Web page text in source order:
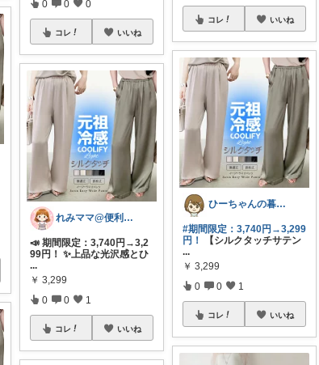
0 0 0
コレ いいね
れみママ@便利雑貨¸¸kids
📣 期間限定：3,740円→3,2
99円！ ✨上品な光沢感とひ
...
￥ 3,299
0 0 1
コレ いいね
コレ いいね
ひーちゃんの暮らしと服ROOM🌷
#期間限定：3,740円→3,299
円！
【シルクタッチサテン
...
￥ 3,299
0 0 1
コレ いいね